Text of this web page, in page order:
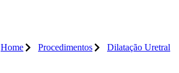
Home Procedimentos Dilatação Uretral